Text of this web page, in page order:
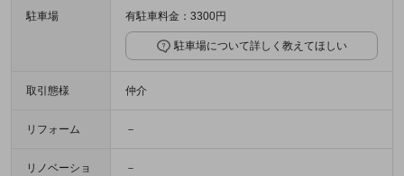
駐車場 有駐車料金：3300円
駐車場について詳しく教えてほしい
取引態様 仲介
リフォーム －
リノベーショ
－